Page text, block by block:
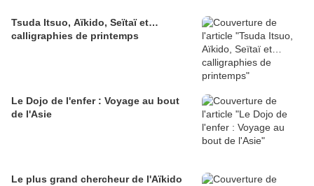
Tsuda Itsuo, Aïkido, Seïtaï et…
calligraphies de printemps
Le Dojo de l'enfer : Voyage au bout
de l'Asie
Le plus grand chercheur de l'Aïkido